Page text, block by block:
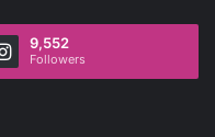
9,552
Followers